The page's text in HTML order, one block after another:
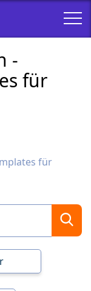
-
für
für